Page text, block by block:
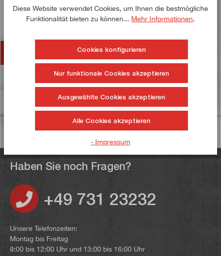
Dieses Schnellspann-Bohrfutter wird inklusive
Kegeldorn geliefert. Kegeldorn und Bohrfutter sind über
Bewertungen 50
Informationen zur Produktsicherheit
Haben Sie noch Fragen?
+49 731 23232
Unsere Telefonzeiten:
Montag bis Freitag
9:00 bis 12:00 Uhr und 13:00 bis 16:00 Uhr
Diese Website verwendet Cookies, um Ihnen die bestmögliche
Funktionalität bieten zu können... Mehr Informationen.
Cookies konfigurieren
Nur funktionale Cookies akzeptieren
Ausgewählte Cookies akzeptieren
Alle Cookies akzeptieren
- Impressum